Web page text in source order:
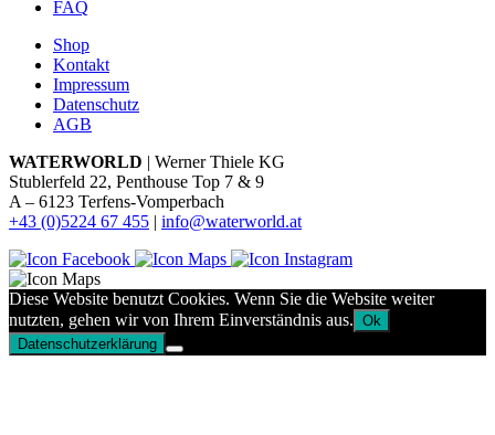
FAQ
Shop
Kontakt
Impressum
Datenschutz
AGB
WATERWORLD | Werner Thiele KG
Stublerfeld 22, Penthouse Top 7 & 9
A – 6123 Terfens-Vomperbach
+43 (0)5224 67 455 | info@waterworld.at
Diese Website benutzt Cookies. Wenn Sie die Website weiter
nutzten, gehen wir von Ihrem Einverständnis aus. Ok
Datenschutzerklärung